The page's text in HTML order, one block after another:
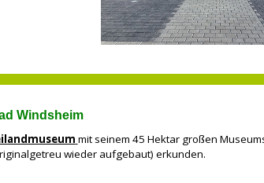
Windsheim
mit seinem 45 Hektar großen
wieder aufgebaut) erkunden.